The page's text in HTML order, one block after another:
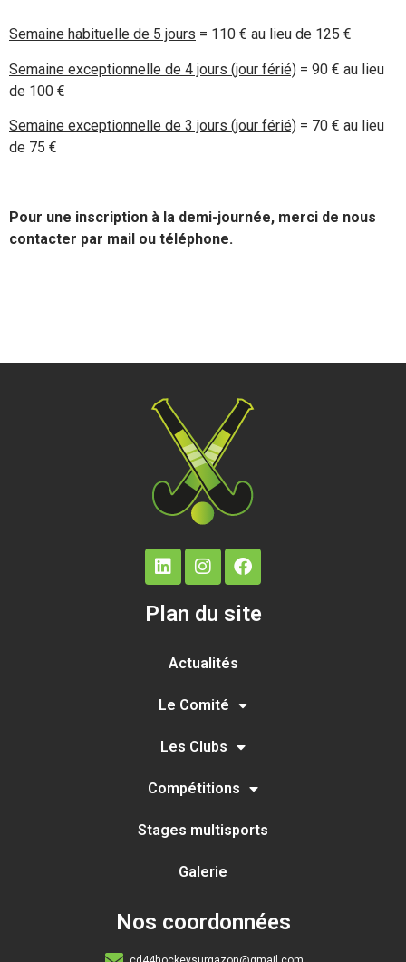
Semaine habituelle de 5 jours = 110 € au lieu de 125 €
Semaine exceptionnelle de 4 jours (jour férié) = 90 € au lieu
de 100 €
Semaine exceptionnelle de 3 jours (jour férié) = 70 € au lieu
de 75 €
Pour une inscription à la demi-journée, merci de nous
contacter par mail ou téléphone.
Plan du site
Actualités
Le Comité
Les Clubs
Compétitions
Stages multisports
Galerie
Nos coordonnées